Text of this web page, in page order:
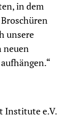
in dem
unsere
neuen
Institute e.V.